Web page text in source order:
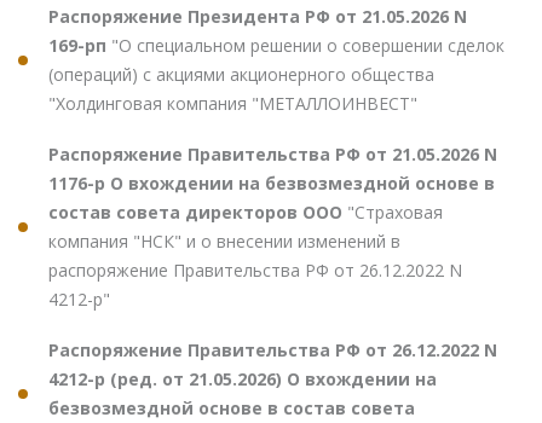
Распоряжение Президента РФ от 21.05.2026 N
169-рп "О специальном решении о совершении сделок
(операций) с акциями акционерного общества
"Холдинговая компания "МЕТАЛЛОИНВЕСТ"
Распоряжение Правительства РФ от 21.05.2026 N
1176-р О вхождении на безвозмездной основе в
состав совета директоров ООО "Страховая
компания "НСК" и о внесении изменений в
распоряжение Правительства РФ от 26.12.2022 N
4212-р"
Распоряжение Правительства РФ от 26.12.2022 N
4212-р (ред. от 21.05.2026) О вхождении на
безвозмездной основе в состав совета